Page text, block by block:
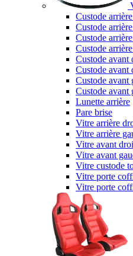
Custode
Custode
Custode
Custode
Custode avant
Custode avant
Custode avant
Custode avant
Lunette arrière
Pare brise
Vitre arrière
Vitre arrière
Vitre avant
Vitre avant
Vitre custode
Vitre porte
Vitre porte